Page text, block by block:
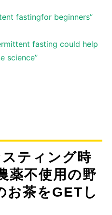
fastingfor beginners”
fasting could help
science”
ティング時
薬不使用の野
お茶をGETし